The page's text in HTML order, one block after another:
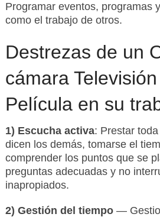
Programar eventos, programas
como el trabajo de otros.
Destrezas de un
cámara
Película en su
1) Escucha activa: Prestar
dicen los demás, tomarse el
comprender los puntos que se
preguntas adecuadas y no
inapropiados.
2) Gestión del tiempo—